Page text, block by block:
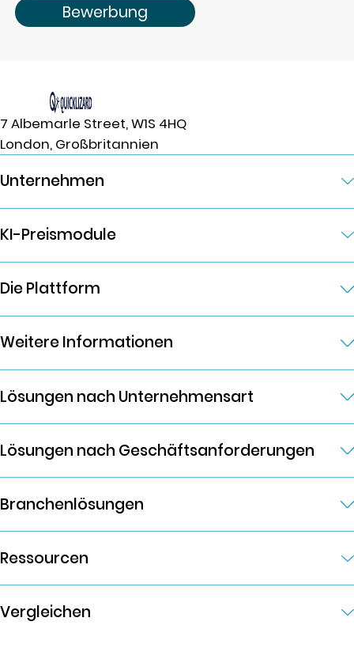
Bewerbung
7 Albemarle Street, W1S 4HQ
London, Großbritannien
Unternehmen
KI-Preismodule
Die Plattform
Weitere Informationen
Lösungen nach Unternehmensart
Lösungen nach Geschäftsanforderungen
Branchenlösungen
Ressourcen
Vergleichen